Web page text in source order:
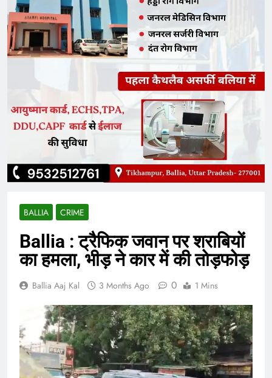
BALLIA CRIME
Ballia : ट्रैफिक जवान पर शराबियों
का हमला, भीड़ ने कार में की तोड़फोड़
Ballia Aaj Kal 3 Months Ago 0 1 Mins